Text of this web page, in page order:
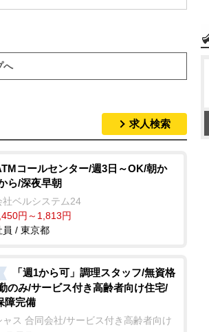
へ
求人検索
コールセンター/週3日～OK/朝か
ら/深夜早朝
社ベルシステム24
円～1,813円
員 / 東京都
「週1から可」調理スタッフ/無資格
のみ/サービス付き高齢者向け住宅/
障完備
ャス 合同会社/サービス付き高齢者向け